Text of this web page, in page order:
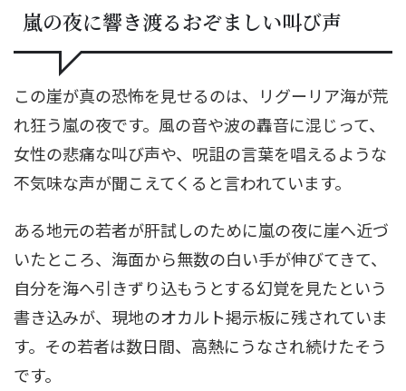
嵐の夜に響き渡るおぞましい叫び声
この崖が真の恐怖を見せるのは、リグーリア海が荒
れ狂う嵐の夜です。風の音や波の轟音に混じって、
女性の悲痛な叫び声や、呪詛の言葉を唱えるような
不気味な声が聞こえてくると言われています。
ある地元の若者が肝試しのために嵐の夜に崖へ近づ
いたところ、海面から無数の白い手が伸びてきて、
自分を海へ引きずり込もうとする幻覚を見たという
書き込みが、現地のオカルト掲示板に残されていま
す。その若者は数日間、高熱にうなされ続けたそう
です。